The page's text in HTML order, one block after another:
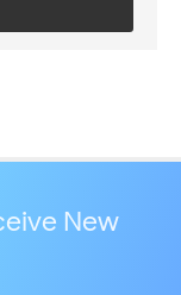
New